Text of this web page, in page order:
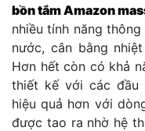
bồn tắm Amazon
nhiều tính năng
nước, cân bằng
Hơn hết còn có khả
thiết kế với các đầu
hiệu quả hơn với
được tao ra nhờ hệ